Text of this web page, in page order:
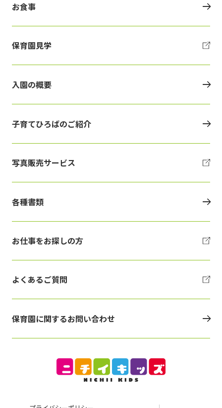
お食事
保育園見学
入園の概要
子育てひろばのご紹介
写真販売サービス
各種書類
お仕事をお探しの方
よくあるご質問
保育園に関するお問い合わせ